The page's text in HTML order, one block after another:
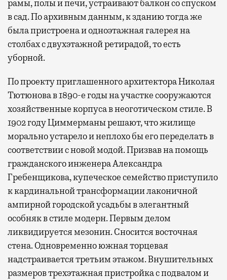
рамы, полы и печи, устраивают балкон со спуском
в сад. По архивным данным, к зданию тогда же
была пристроена и одноэтажная галерея на
столбах с двухэтажной ретирадой, то есть
уборной.
По проекту приглашенного архитектора Николая
Тютюнова в 1890-е годы на участке сооружаются
хозяйственные корпуса в неоготическом стиле. В
1902 году Циммерманы решают, что жилище
морально устарело и неплохо бы его переделать в
соответствии с новой модой. Призвав на помощь
гражданского инженера Александра
Гребенщикова, купеческое семейство приступило
к кардинальной трансформации лаконичной
ампирной городской усадьбы в элегантный
особняк в стиле модерн. Первым делом
ликвидируется мезонин. Сносится восточная
стена. Одновременно южная торцевая
надстраивается третьим этажом. Внушительных
размеров трехэтажная пристройка с подвалом и